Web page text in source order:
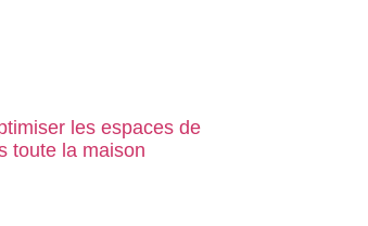
les espaces de
toute la maison